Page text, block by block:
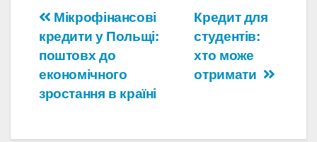
Навігація
записів
Кредит для
студентів:
хто може
отримати
Мікрофінансові
кредити у Польщі:
поштовх до
економічного
зростання в країні